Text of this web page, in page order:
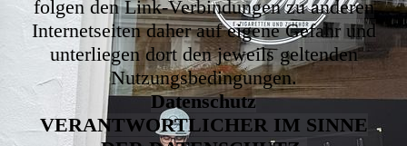
folgen den Link-Verbindungen zu anderen
Internetseiten daher auf eigene Gefahr und
unterliegen dort den jeweils geltenden
Nutzungsbedingungen.
Datenschutz
VERANTWORTLICHER IM SINNE